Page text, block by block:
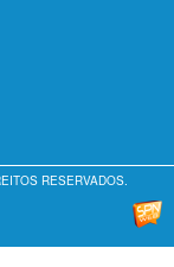
RESERVADOS.